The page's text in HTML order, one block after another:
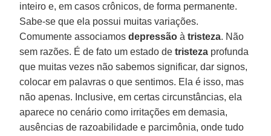
inteiro e, em casos crônicos, de forma permanente.
Sabe-se que ela possui muitas variações.
Comumente associamosdepressão àtristeza. Não
sem razões. É de fato um estado detristeza profunda
que muitas vezes não sabemos significar, dar signos,
colocar em palavras o que sentimos. Ela é isso, mas
não apenas. Inclusive, em certas circunstâncias, ela
aparece no cenário como irritações em demasia,
ausências de razoabilidade e parcimônia, onde tudo